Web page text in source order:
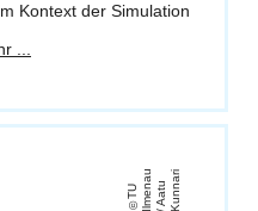
Kontext der Simulation
...
T
U
Il
m
e
n
a u
/
A
a
t u
K
u
n
n
a ri